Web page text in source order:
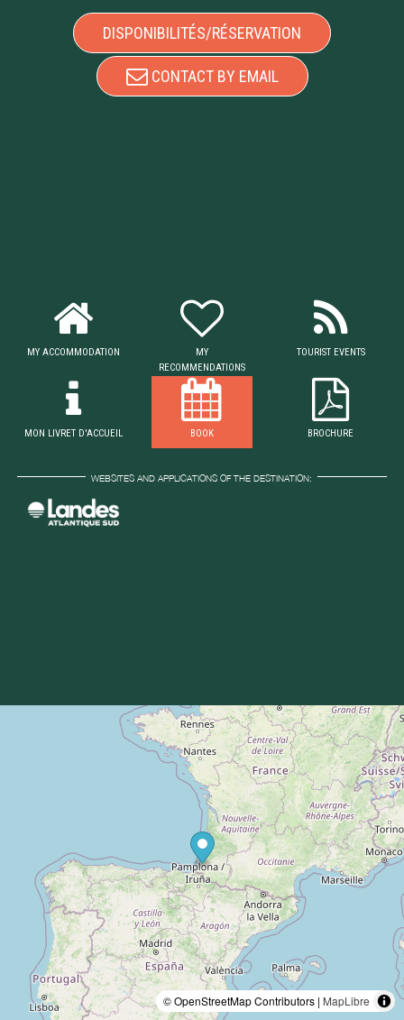
DISPONIBILITÉS/RÉSERVATION
CONTACT BY EMAIL
MY ACCOMMODATION
MY
RECOMMENDATIONS
TOURIST EVENTS
MON LIVRET D'ACCUEIL BOOK BROCHURE
WEBSITES AND APPLICATIONS OF THE DESTINATION:
© OpenStreetMap Contributors | MapLibre